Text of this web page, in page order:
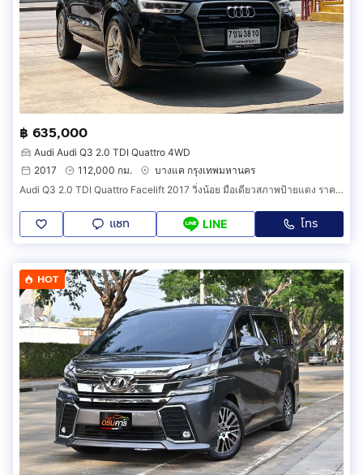
฿ 635,000
Audi Audi Q3 2.0 TDI Quattro 4WD
2017
112,000 กม.
บางแค กรุงเทพมหานคร
Audi Q3 2.0 TDI Quattro Facelift 2017 วิ่งน้อย มือเดียวสภาพป้ายแดง ราคาถูกที่สุดในตลาด
แชท LINE โทร
HOT